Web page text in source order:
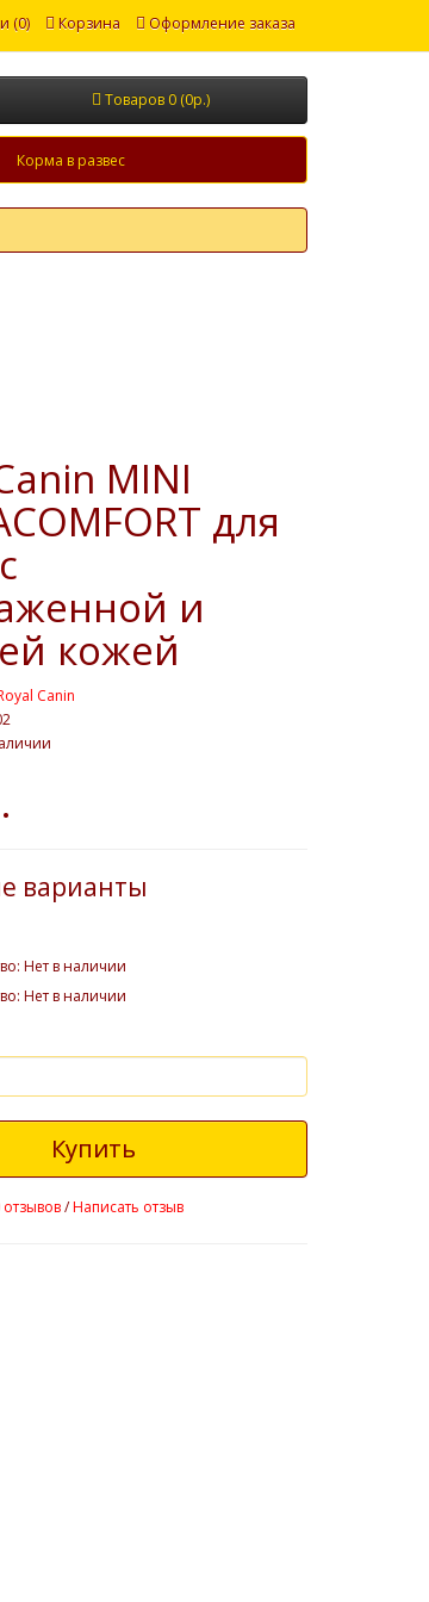
(0) Корзина Оформление заказа
Товаров 0 (0р.)
Корма в развес
MINI
для
и
кожей
Canin
варианты
Нет в наличии
Нет в наличии
Купить
отзывов/Написать отзыв